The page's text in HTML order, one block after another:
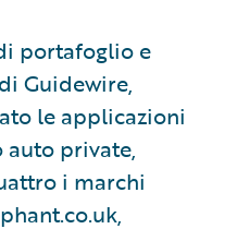
portafoglio e
Guidewire,
le applicazioni
private,
i marchi